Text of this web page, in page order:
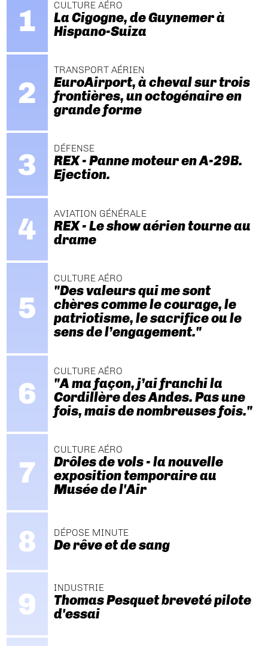
CULTURE AÉRO
La Cigogne, de Guynemer à
Hispano-Suiza
TRANSPORT AÉRIEN
EuroAirport, à cheval sur trois
frontières, un octogénaire en
grande forme
DÉFENSE
REX - Panne moteur en A-29B.
Ejection.
AVIATION GÉNÉRALE
REX - Le show aérien tourne au
drame
CULTURE AÉRO
"Des valeurs qui me sont
chères comme le courage, le
patriotisme, le sacrifice ou le
sens de l’engagement."
CULTURE AÉRO
"A ma façon, j’ai franchi la
Cordillère des Andes. Pas une
fois, mais de nombreuses fois."
CULTURE AÉRO
Drôles de vols - la nouvelle
exposition temporaire au
Musée de l'Air
DÉPOSE MINUTE
De rêve et de sang
INDUSTRIE
Thomas Pesquet breveté pilote
d'essai